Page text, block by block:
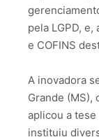
pela LGPD,
e COFINS
A inovadora
Grande (MS),
aplicou a tese
instituiu